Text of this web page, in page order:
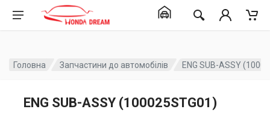
Головна Запчастини до автомобілів ENG SUB-ASSY
ENG SUB-ASSY (100025STG01)